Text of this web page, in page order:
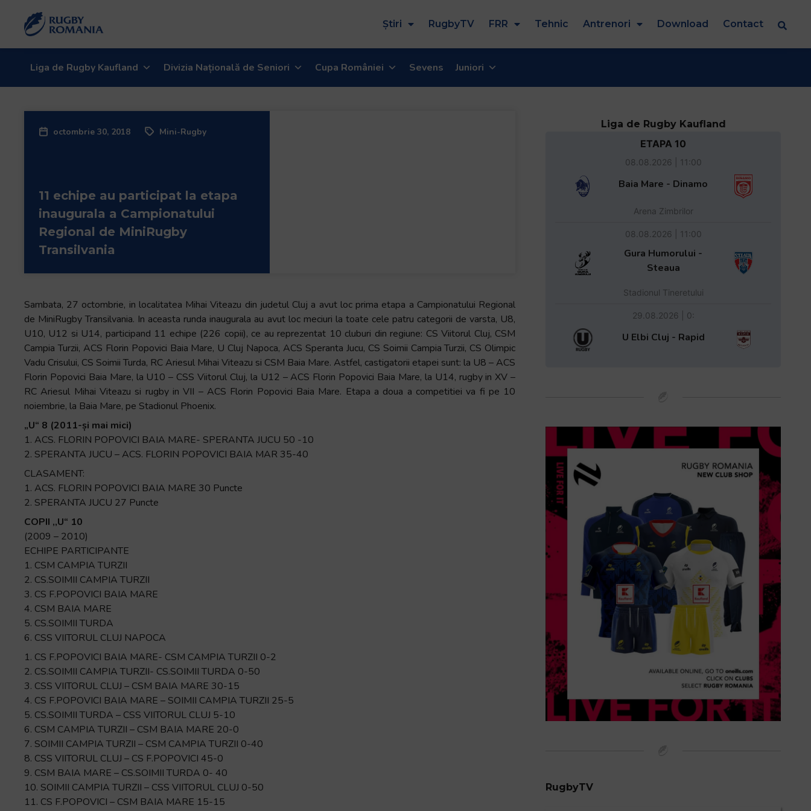
Știri RugbyTV FRR Tehnic Antrenori Download Contact
Liga de Rugby Kaufland Divizia Națională de Seniori Cupa României Sevens Juniori
octombrie 30, 2018 Mini-Rugby
11 echipe au participat la etapa
inaugurala a Campionatului
Regional de MiniRugby
Transilvania
Sambata, 27 octombrie, in localitatea Mihai Viteazu din judetul Cluj a avut loc prima etapa a Campionatului Regional
de MiniRugby Transilvania. In aceasta runda inaugurala au avut loc meciuri la toate cele patru categorii de varsta, U8,
U10, U12 si U14, participand 11 echipe (226 copii), ce au reprezentat 10 cluburi din regiune: CS Viitorul Cluj, CSM
Campia Turzii, ACS Florin Popovici Baia Mare, U Cluj Napoca, ACS Speranta Jucu, CS Soimii Campia Turzii, CS Olimpic
Vadu Crisului, CS Soimii Turda, RC Ariesul Mihai Viteazu si CSM Baia Mare. Astfel, castigatorii etapei sunt: la U8 – ACS
Florin Popovici Baia Mare, la U10 – CSS Viitorul Cluj, la U12 – ACS Florin Popovici Baia Mare, la U14, rugby in XV –
RC Ariesul Mihai Viteazu si rugby in VII – ACS Florin Popovici Baia Mare. Etapa a doua a competitiei va fi pe 10
noiembrie, la Baia Mare, pe Stadionul Phoenix.
„U“ 8 (2011-și mai mici)
1. ACS. FLORIN POPOVICI BAIA MARE- SPERANTA JUCU 50 -10
2. SPERANTA JUCU – ACS. FLORIN POPOVICI BAIA MAR 35-40
CLASAMENT:
1. ACS. FLORIN POPOVICI BAIA MARE 30 Puncte
2. SPERANTA JUCU 27 Puncte
COPII ,,U“ 10
(2009 – 2010)
ECHIPE PARTICIPANTE
1. CSM CAMPIA TURZII
2. CS.SOIMII CAMPIA TURZII
3. CS F.POPOVICI BAIA MARE
4. CSM BAIA MARE
5. CS.SOIMII TURDA
6. CSS VIITORUL CLUJ NAPOCA
1. CS F.POPOVICI BAIA MARE- CSM CAMPIA TURZII 0-2
2. CS.SOIMII CAMPIA TURZII- CS.SOIMII TURDA 0-50
3. CSS VIITORUL CLUJ – CSM BAIA MARE 30-15
4. CS F.POPOVICI BAIA MARE – SOIMII CAMPIA TURZII 25-5
5. CS.SOIMII TURDA – CSS VIITORUL CLUJ 5-10
6. CSM CAMPIA TURZII – CSM BAIA MARE 20-0
7. SOIMII CAMPIA TURZII – CSM CAMPIA TURZII 0-40
8. CSS VIITORUL CLUJ – CS F.POPOVICI 45-0
9. CSM BAIA MARE – CS.SOIMII TURDA 0- 40
10. SOIMII CAMPIA TURZII – CSS VIITORUL CLUJ 0-50
11. CS F.POPOVICI – CSM BAIA MARE 15-15
Liga de Rugby Kaufland
ETAPA 10
08.08.2026 | 11:00
Baia Mare - Dinamo
Arena Zimbrilor
08.08.2026 | 11:00
Gura Humorului -
Steaua
Stadionul Tineretului
29.08.2026 | 0:
U Elbi Cluj - Rapid
RugbyTV